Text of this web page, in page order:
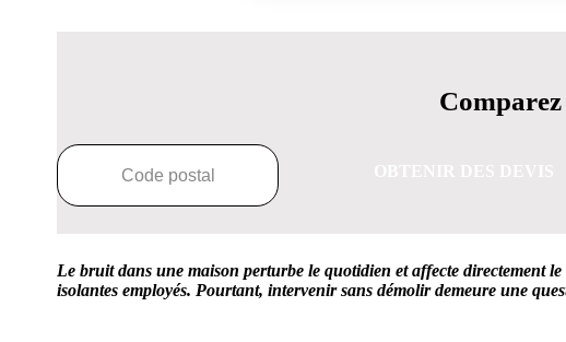
Comparez
Le bruit dans une maison perturbe le quotidien et affecte directement
isolantes employés. Pourtant, intervenir sans démolir demeure une